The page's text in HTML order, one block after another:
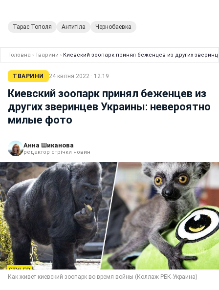
Тарас Тополя Антитіла Чернобаевка
Головна › Тварини › Киевский зоопарк принял беженцев из других
ТВАРИНИ 24 квітня 2022 · 12:19
Киевский зоопарк принял беженцев из
других зверинцев Украины: невероятно
милые фото
Анна Шиканова
редактор стрічки новин
Как живет киевский зоопарк во время войны (Коллаж РБК-Украина)